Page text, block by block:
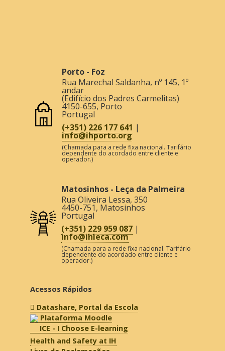
Porto - Foz
Rua Marechal Saldanha, nº 145, 1º
andar
(Edifício dos Padres Carmelitas)
4150-655, Porto
Portugal
(+351) 226 177 641 |
info@ihporto.org
(Chamada para a rede fixa nacional. Tarifário
dependente do acordado entre cliente e
operador.)
Matosinhos - Leça da Palmeira
Rua Oliveira Lessa, 350
4450-751, Matosinhos
Portugal
(+351) 229 959 087 |
info@ihleca.com
(Chamada para a rede fixa nacional. Tarifário
dependente do acordado entre cliente e
operador.)
Acessos Rápidos
Datashare, Portal da Escola
Plataforma Moodle
ICE - I Choose E-learning
Health and Safety at IH